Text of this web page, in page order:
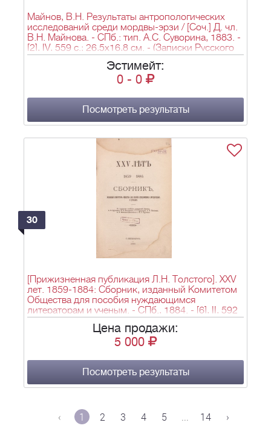
Майнов, В.Н. Результаты антропологических
исследований среди мордвы-эрзи / [Соч.] Д. чл.
В.Н. Майнова. - СПб.: тип. А.С. Суворина, 1883. -
[2], IV, 559 с.; 26,5х16,8 см. - (Записки Русского
географического общества по отделению
этнографии; Т. XI).Эстимейт:
0 - 0
Посмотреть результаты
30
[Прижизненная публикация Л.Н. Толстого]. XXV
лет. 1859-1884: Сборник, изданный Комитетом
Общества для пособия нуждающимся
литераторам и ученым. - СПб., 1884. - [6], II, 592
с., 6 л. портр. ; 24 см
Цена продажи:
5 000
Посмотреть результаты
‹ 1 2 3 4 5 ... 14 ›